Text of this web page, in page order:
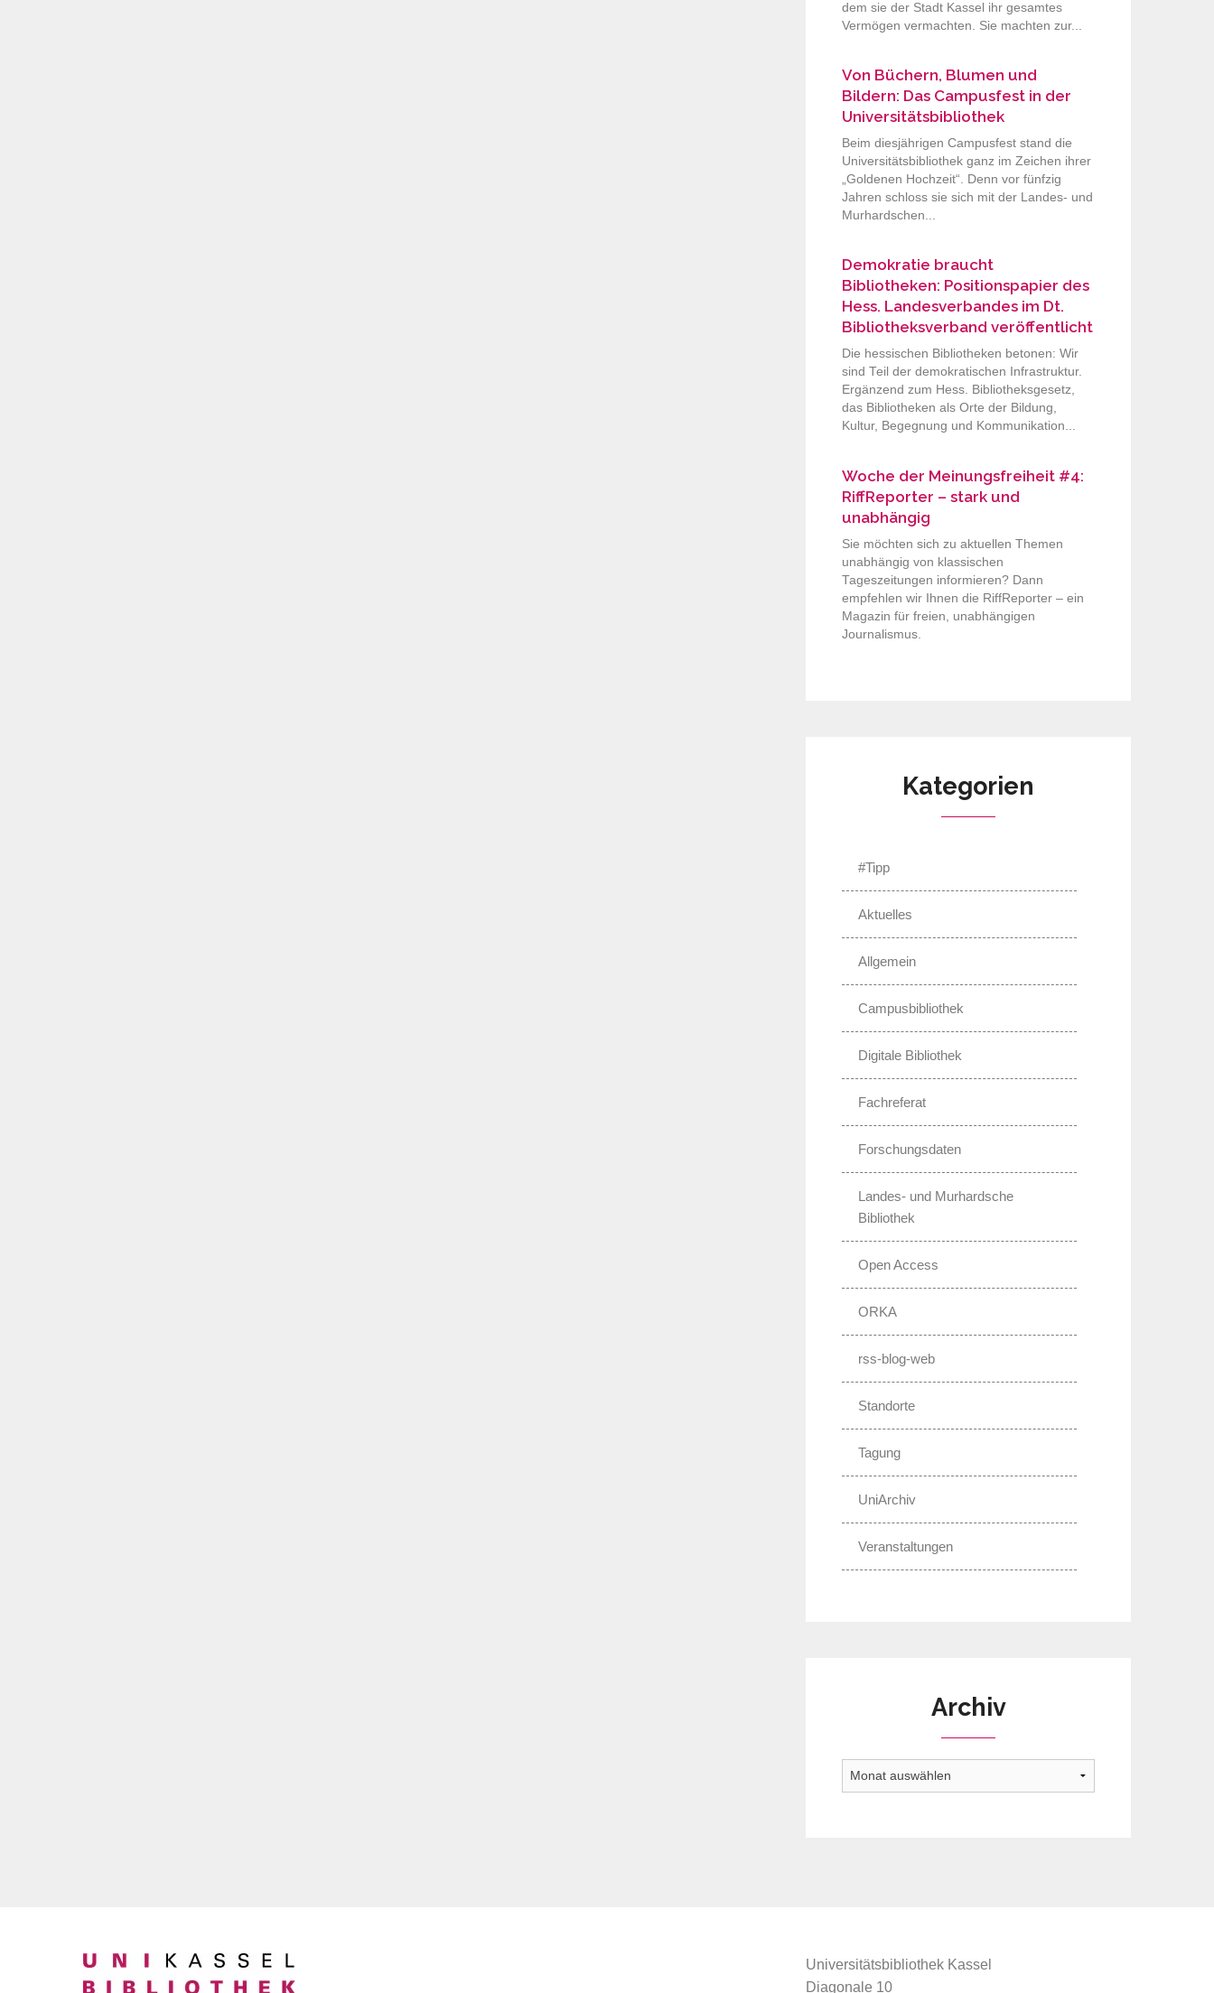
dem sie der Stadt Kassel ihr gesamtes
Vermögen vermachten. Sie machten zur...
Von Büchern, Blumen und
Bildern: Das Campusfest in der
Universitätsbibliothek
Beim diesjährigen Campusfest stand die
Universitätsbibliothek ganz im Zeichen ihrer
„Goldenen Hochzeit“. Denn vor fünfzig
Jahren schloss sie sich mit der Landes- und
Murhardschen...
Demokratie braucht
Bibliotheken: Positionspapier des
Hess. Landesverbandes im Dt.
Bibliotheksverband veröffentlicht
Die hessischen Bibliotheken betonen: Wir
sind Teil der demokratischen Infrastruktur.
Ergänzend zum Hess. Bibliotheksgesetz,
das Bibliotheken als Orte der Bildung,
Kultur, Begegnung und Kommunikation...
Woche der Meinungsfreiheit #4:
RiffReporter – stark und
unabhängig
Sie möchten sich zu aktuellen Themen
unabhängig von klassischen
Tageszeitungen informieren? Dann
empfehlen wir Ihnen die RiffReporter – ein
Magazin für freien, unabhängigen
Journalismus.
Kategorien
#Tipp
Aktuelles
Allgemein
Campusbibliothek
Digitale Bibliothek
Fachreferat
Forschungsdaten
Landes- und Murhardsche
Bibliothek
Open Access
ORKA
rss-blog-web
Standorte
Tagung
UniArchiv
Veranstaltungen
Archiv
Archiv
Universitätsbibliothek Kassel
Diagonale 10